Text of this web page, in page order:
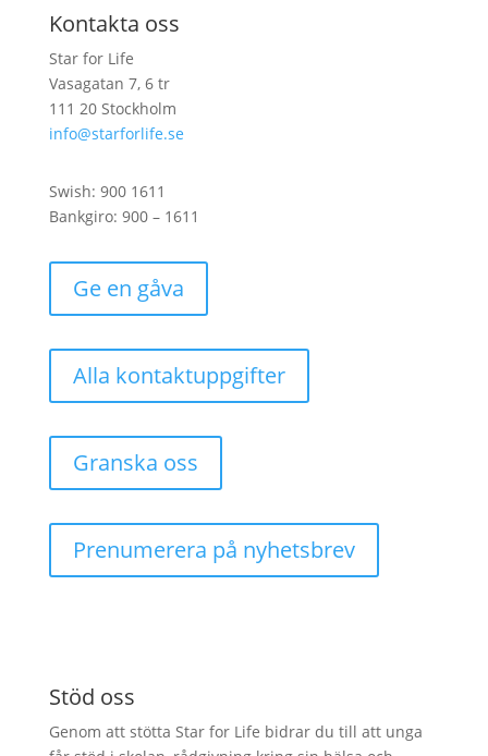
Kontakta oss
Star for Life
Vasagatan 7, 6 tr
111 20 Stockholm
info@starforlife.se
Swish: 900 1611
Bankgiro: 900 – 1611
Ge en gåva
Alla kontaktuppgifter
Granska oss
Prenumerera på nyhetsbrev
Stöd oss
Genom att stötta Star for Life bidrar du till att unga